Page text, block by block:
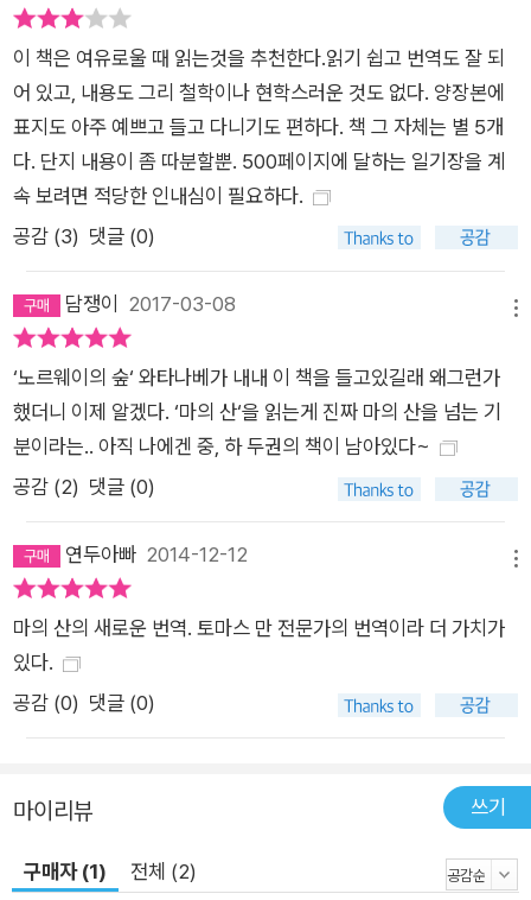
이 책은 여유로울 때 읽는것을 추천한다.읽기 쉽고 번역도 잘 되
어 있고, 내용도 그리 철학이나 현학스러운 것도 없다. 양장본에
표지도 아주 예쁘고 들고 다니기도 편하다. 책 그 자체는 별 5개
다. 단지 내용이 좀 따분할뿐. 500페이지에 달하는 일기장을 계
속 보려면 적당한 인내심이 필요하다.
공감 (3) 댓글 (0)
담쟁이 2017-03-08
‘노르웨이의 숲‘ 와타나베가 내내 이 책을 들고있길래 왜그런가
했더니 이제 알겠다. ‘마의 산‘을 읽는게 진짜 마의 산을 넘는 기
분이라는.. 아직 나에겐 중, 하 두권의 책이 남아있다~
공감 (2) 댓글 (0)
연두아빠 2014-12-12
마의 산의 새로운 번역. 토마스 만 전문가의 번역이라 더 가치가
있다.
공감 (0) 댓글 (0)
마이리뷰 쓰기
구매자 (1) 전체 (2)